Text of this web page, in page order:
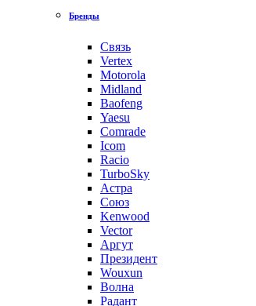
Бренды
Связь
Vertex
Motorola
Midland
Baofeng
Yaesu
Comrade
Icom
Racio
TurboSky
Астра
Союз
Kenwood
Vector
Аргут
Президент
Wouxun
Волна
Радант